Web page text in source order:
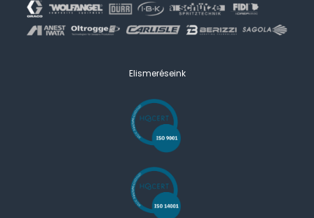
Elismeréseink